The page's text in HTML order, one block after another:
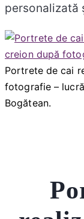
personalizată
Portrete de cai
fotografie –
Bogătean.